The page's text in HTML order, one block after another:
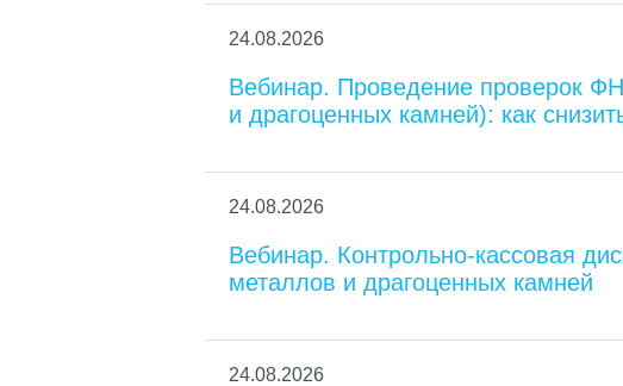
24.08.2026
Вебинар. Проведение проверок
и драгоценных камней): как
24.08.2026
Вебинар. Контрольно-кассовая
металлов и драгоценных камней
24.08.2026